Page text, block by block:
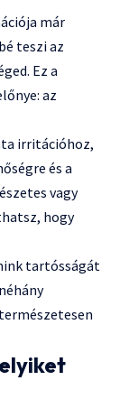
már
teszi az
Ez a
az
irritációhoz,
és a
vagy
hogy
tartósságát